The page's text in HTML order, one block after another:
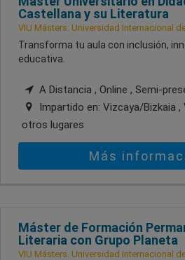
Castellana y su Literatura
VIU Másters. Universidad Internacional
Transforma tu aula con inclusión,
educativa.
A Distancia , Online , Semi-
Impartido en: Vizcaya/Bizkaia ,
otros lugares
Más
Máster de Formación
Literaria con Grupo Planeta
VIU Másters. Universidad Internacional